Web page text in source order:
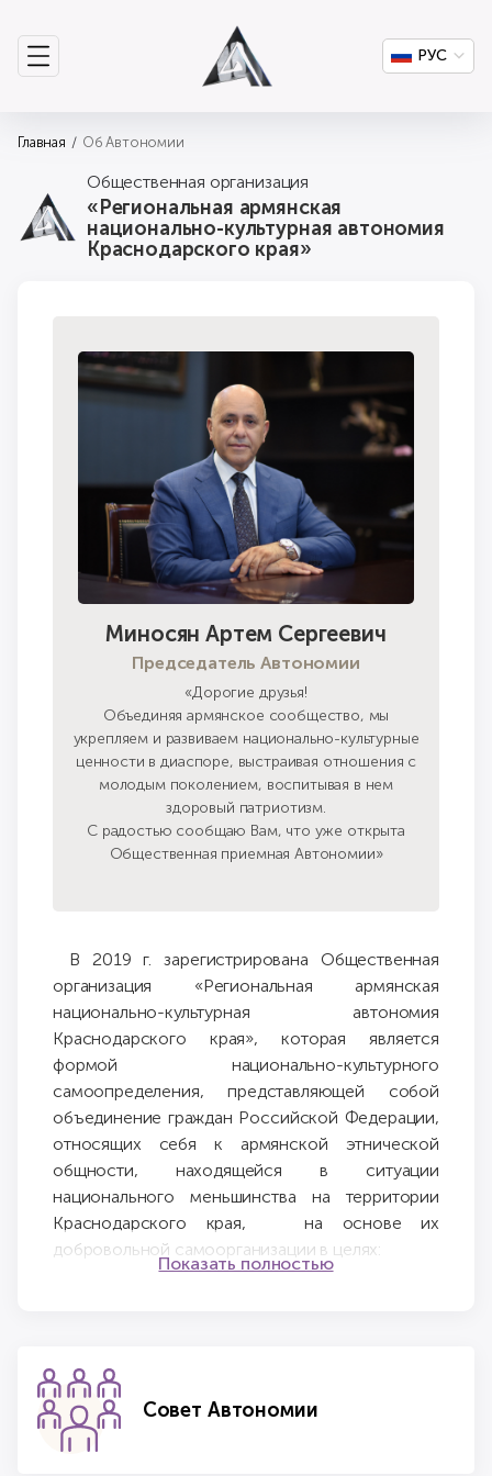
РУС
Главная Об Автономии
Общественная организация
«Региональная армянская
национально-культурная автономия
Краснодарского края»
Миносян Артем Сергеевич
Председатель Автономии
«Дорогие друзья!
Объединяя армянское сообщество, мы
укрепляем и развиваем национально-культурные
ценности в диаспоре, выстраивая отношения с
молодым поколением, воспитывая в нем
здоровый патриотизм.
С радостью сообщаю Вам, что уже открыта
Общественная приемная Автономии»
В 2019 г. зарегистрирована Общественная
организация «Региональная армянская
национально-культурная автономия
Краснодарского края», которая является
формой национально-культурного
самоопределения, представляющей собой
объединение граждан Российской Федерации,
относящих себя к армянской этнической
общности, находящейся в ситуации
национального меньшинства на территории
Краснодарского края, на основе их
добровольной самоорганизации в целях:
развития языка, образования,
национальной культуры;
Показать полностью
Совет Автономии